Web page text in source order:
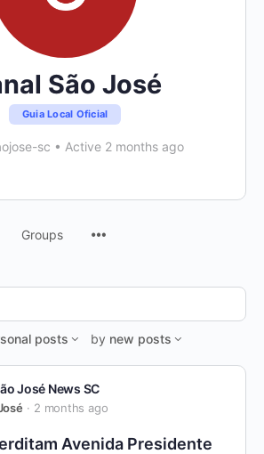
São José
Guia Local Oficial
sc • Active 2 months ago
Groups
posts by new posts
José News SC
2 months ago
Avenida Presidente